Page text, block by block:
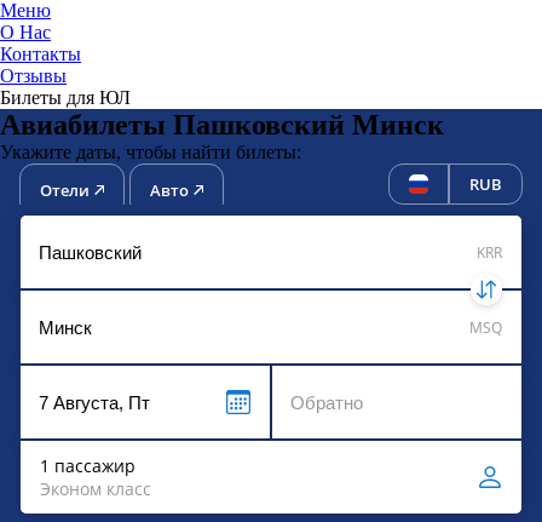
Меню
О Нас
Контакты
Отзывы
Билеты для ЮЛ
Авиабилеты Пашковский Минск
Укажите даты, чтобы найти билеты:
Отели Авто RUB
KRR
MSQ
1 пассажир
Эконом класс